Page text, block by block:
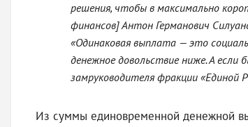
решения, чтобы в максимально
финансов] Антон Германович
«Одинаковая выплата — это
денежное довольствие ниже. А
замруководителя фракции «Единой
Из суммы единовременной денежной